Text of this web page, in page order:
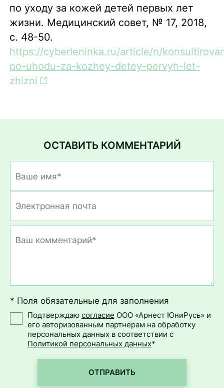
по уходу за кожей детей первых лет
жизни. Медицинский совет, № 17, 2018,
с. 48-50.
https://cyberleninka.ru/article/n/
po-uhodu-za-kozhey-detey-pervyh-let-
zhizni
ОСТАВИТЬ КОММЕНТАРИЙ
* Поля обязательные для заполнения
Подтверждаю согласие ООО «Арнест ЮниРусь» и
его авторизованным партнерам на обработку
персональных данных в соответствии с
Политикой персональных данных*
ОТПРАВИТЬ